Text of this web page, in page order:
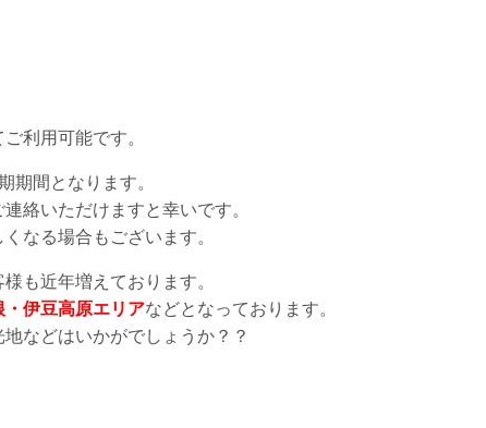
利用可能です。
期間となります。
絡いただけますと幸いです。
なる場合もございます。
も近年増えております。
・伊豆高原エリアなどとなっております。
などはいかがでしょうか？？